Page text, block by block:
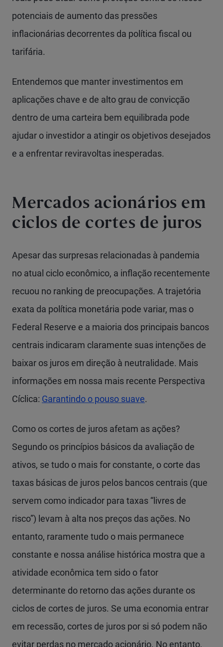
potenciais de aumento das pressões
inflacionárias decorrentes da política fiscal ou
tarifária.
Entendemos que manter investimentos em
aplicações chave e de alto grau de convicção
dentro de uma carteira bem equilibrada pode
ajudar o investidor a atingir os objetivos desejados
e a enfrentar reviravoltas inesperadas.
Mercados acionários em
ciclos de cortes de juros
Apesar das surpresas relacionadas à pandemia
no atual ciclo econômico, a inflação recentemente
recuou no ranking de preocupações. A trajetória
exata da política monetária pode variar, mas o
Federal Reserve e a maioria dos principais bancos
centrais indicaram claramente suas intenções de
baixar os juros em direção à neutralidade. Mais
informações em nossa mais recente Perspectiva
Cíclica: Garantindo o pouso suave.
Como os cortes de juros afetam as ações?
Segundo os princípios básicos da avaliação de
ativos, se tudo o mais for constante, o corte das
taxas básicas de juros pelos bancos centrais (que
servem como indicador para taxas “livres de
risco”) levam à alta nos preços das ações. No
entanto, raramente tudo o mais permanece
constante e nossa análise histórica mostra que a
atividade econômica tem sido o fator
determinante do retorno das ações durante os
ciclos de cortes de juros. Se uma economia entrar
em recessão, cortes de juros por si só podem não
evitar perdas no mercado acionário. No entanto,